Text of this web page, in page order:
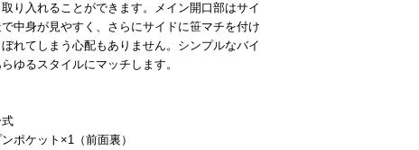
り入れることができます。メイン開口部はサイ
中身が見やすく、さらにサイドに笹マチを付け
れてしまう心配もありません。シンプルなバイ
ゆるスタイルにマッチします。
式
ポケット×1（前面裏）